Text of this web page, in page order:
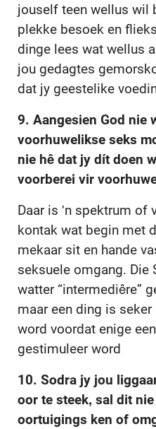
jouself teen wellus wil
plekke besoek en
dinge lees wat wellus
jou gedagtes
dat jy geestelike
9. Aangesien God nie
voorhuwelikse seks
nie hê dat jy dít doen
voorberei vir
Daar is 'n spektrum of
kontak wat begin met
mekaar sit en hande
seksuele omgang.
watter “intermediêre”
maar een ding is
word voordat enige
gestimuleer word
10. Sodra jy jou
oor te steek, sal dit
oortuigings ken of